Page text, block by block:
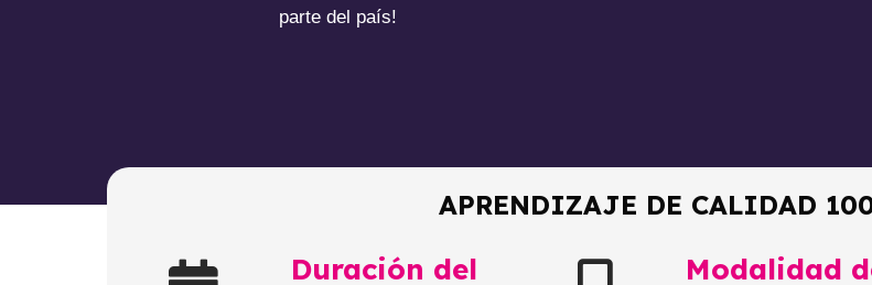
parte del país!
APRENDIZAJE DE CALIDAD
Duración del
Modalidad